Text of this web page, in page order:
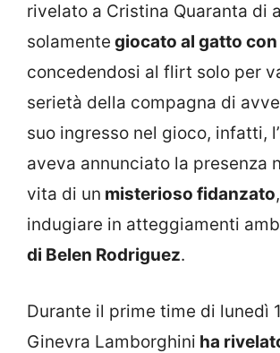
rivelato a Cristina Quaranta di
solamente giocato al gatto
concedendosi al flirt solo per
serietà della compagna di
suo ingresso nel gioco, infatti,
aveva annunciato la presenza
vita di un misterioso fidanzato
indugiare in atteggiamenti
di Belen Rodriguez.
Durante il prime time di lunedì
Ginevra Lamborghini ha